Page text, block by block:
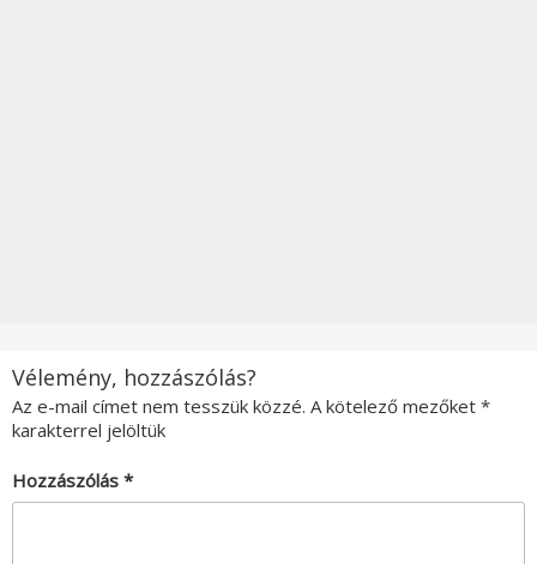
Vélemény, hozzászólás?
Az e-mail címet nem tesszük közzé. A kötelező mezőket *
karakterrel jelöltük
Hozzászólás *